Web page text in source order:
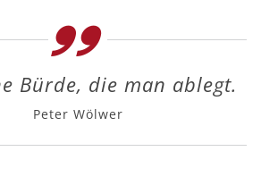
Bürde, die man ablegt.
Peter Wölwer